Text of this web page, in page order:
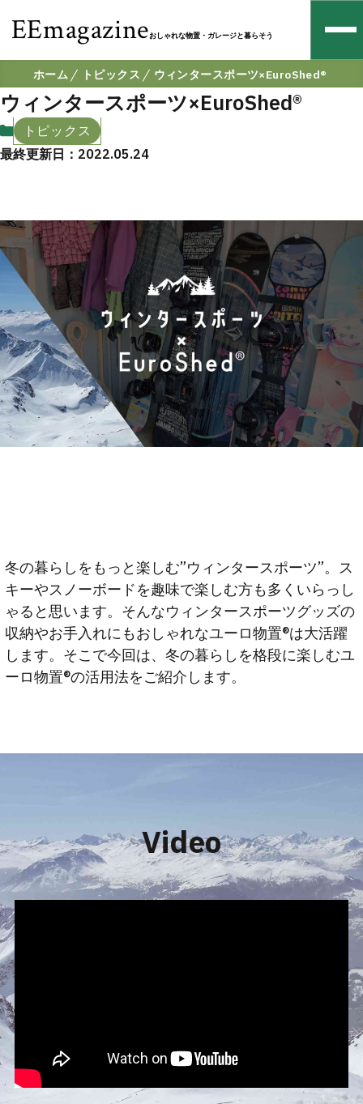
EEmagazineおしゃれな物置・ガレージと暮らそう
ホーム トピックス ウィンタースポーツ×EuroShed®︎
ウィンタースポーツ×EuroShed®︎
トピックス
最終更新日：2022.05.24
冬の暮らしをもっと楽しむ”ウィンタースポーツ”。ス
キーやスノーボードを趣味で楽しむ方も多くいらっし
ゃると思います。そんなウィンタースポーツグッズの
収納やお手入れにもおしゃれなユーロ物置®︎は大活躍
します。そこで今回は、冬の暮らしを格段に楽しむユ
ーロ物置®︎の活用法をご紹介します。
Video